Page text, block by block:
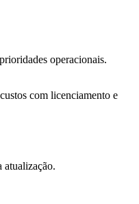
operacionais.
com licenciamento e
atualização.